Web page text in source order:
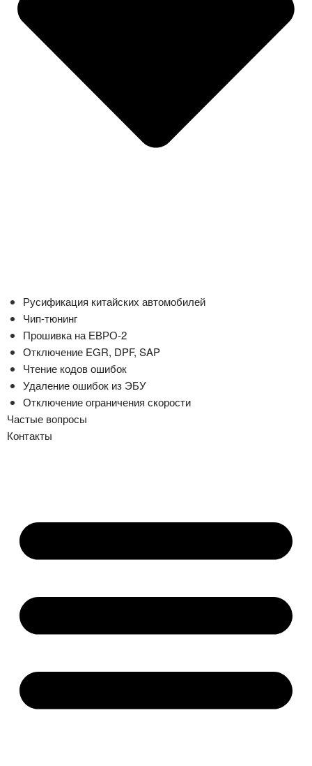
Русификация китайских автомобилей
Чип-тюнинг
Прошивка на ЕВРО-2
Отключение EGR, DPF, SAP
Чтение кодов ошибок
Удаление ошибок из ЭБУ
Отключение ограничения скорости
Частые вопросы
Контакты